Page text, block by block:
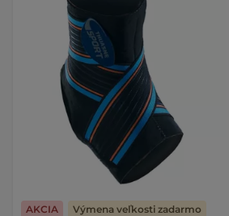
AKCIA Výmena veľkosti zadarmo